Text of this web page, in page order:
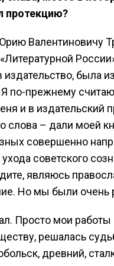
протекцию?
Валентиновичу
была
по-прежнему
и в издательский
слова – дали моей
совершенно
советского
являюсь
Но мы были очень
Просто мои
решалась
древний,